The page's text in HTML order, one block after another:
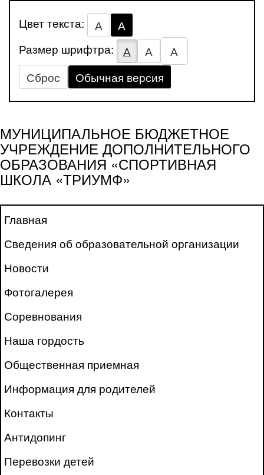
Цвет текста: А
А
Размер шрифтра:
А А
А
Сброс
Обычная версия
МУНИЦИПАЛЬНОЕ БЮДЖЕТНОЕ
УЧРЕЖДЕНИЕ ДОПОЛНИТЕЛЬНОГО
ОБРАЗОВАНИЯ «СПОРТИВНАЯ
ШКОЛА «ТРИУМФ»
Главная
Сведения об образовательной организации
Новости
Фотогалерея
Соревнования
Наша гордость
Общественная приемная
Информация для родителей
Контакты
Антидопинг
Перевозки детей